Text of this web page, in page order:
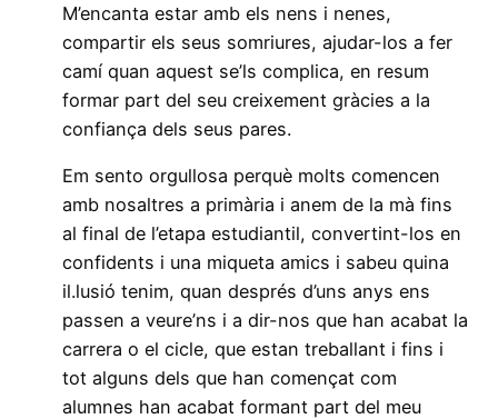
M’encanta estar amb els nens i nenes,
compartir els seus somriures, ajudar-los a fer
camí quan aquest se’ls complica, en resum
formar part del seu creixement gràcies a la
confiança dels seus pares.
Em sento orgullosa perquè molts comencen
amb nosaltres a primària i anem de la mà fins
al final de l’etapa estudiantil, convertint-los en
confidents i una miqueta amics i sabeu quina
il.lusió tenim, quan després d’uns anys ens
passen a veure’ns i a dir-nos que han acabat la
carrera o el cicle, que estan treballant i fins i
tot alguns dels que han començat com
alumnes han acabat formant part del meu